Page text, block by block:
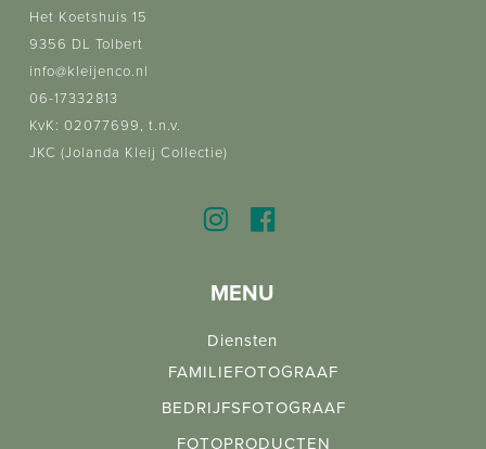
Het Koetshuis 15
9356 DL Tolbert
info@kleijenco.nl
06-17332813
KvK: 02077699, t.n.v.
JKC (Jolanda Kleij Collectie)
MENU
Diensten
FAMILIEFOTOGRAAF
BEDRIJFSFOTOGRAAF
FOTOPRODUCTEN